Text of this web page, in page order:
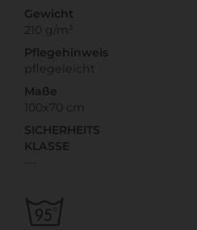
Gewicht
210 g/m²
Pflegehinweis
pflegeleicht
Maße
100x70 cm
SICHERHEITS
KLASSE